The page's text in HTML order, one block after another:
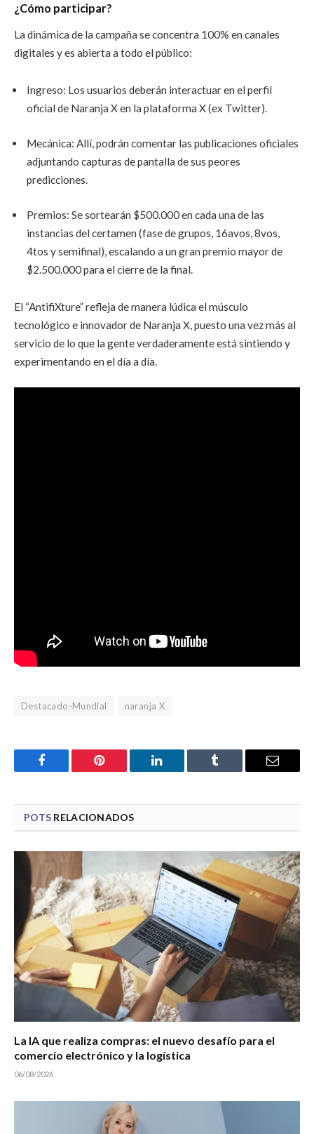
¿Cómo participar?
La dinámica de la campaña se concentra 100% en canales
digitales y es abierta a todo el público:
Ingreso: Los usuarios deberán interactuar en el perfil
oficial de Naranja X en la plataforma X (ex Twitter).
Mecánica: Allí, podrán comentar las publicaciones oficiales
adjuntando capturas de pantalla de sus peores
predicciones.
Premios: Se sortearán $500.000 en cada una de las
instancias del certamen (fase de grupos, 16avos, 8vos,
4tos y semifinal), escalando a un gran premio mayor de
$2.500.000 para el cierre de la final.
El “AntifiXture” refleja de manera lúdica el músculo
tecnológico e innovador de Naranja X, puesto una vez más al
servicio de lo que la gente verdaderamente está sintiendo y
experimentando en el día a día.
Destacado-Mundial naranja X
Facebook Pinterest LinkedIn Tumblr Email
POTS RELACIONADOS
La IA que realiza compras: el nuevo desafío para el
comercio electrónico y la logística
06/08/2026